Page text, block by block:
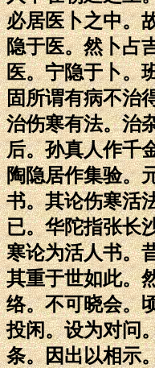
必居医卜之中。
隐于医。然卜占
医。宁隐于卜。
固所谓有病不治
治伤寒有法。治
后。孙真人作千
陶隐居作集验。
书。其论伤寒活
已。华陀指张长
寒论为活人书。
其重于世如此。
络。不可晓会。
投闲。设为对问
条。因出以相示